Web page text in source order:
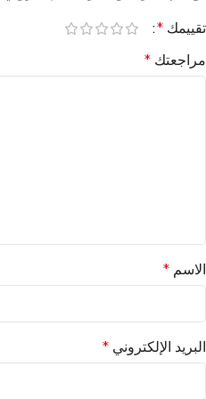
تقييمك *
مراجعتك *
الاسم *
البريد الإلكتروني *